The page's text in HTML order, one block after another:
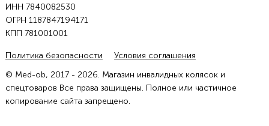
ИНН 7840082530
ОГРН 1187847194171
КПП 781001001
Политика безопасности
Условия соглашения
© Med-ob, 2017 - 2026. Магазин инвалидных колясок и
спецтоваров Все права защищены. Полное или частичное
копирование сайта запрещено.